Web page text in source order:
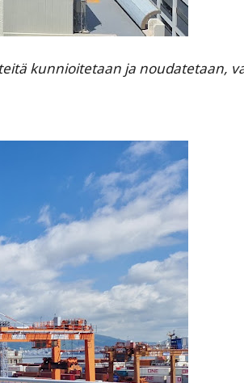
kunnioitetaan ja noudatetaan,